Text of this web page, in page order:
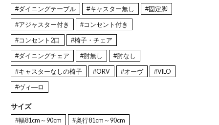
#ダイニングテーブル #キャスター無し #固定脚
#アジャスター付き #コンセント付き
#コンセント2口 #椅子・チェア
#ダイニングチェア #肘無し #肘なし
#キャスターなしの椅子 #ORV #オーヴ #VILO
#ヴィ―ロ
サイズ
#幅81cm～90cm #奥行81cm～90cm